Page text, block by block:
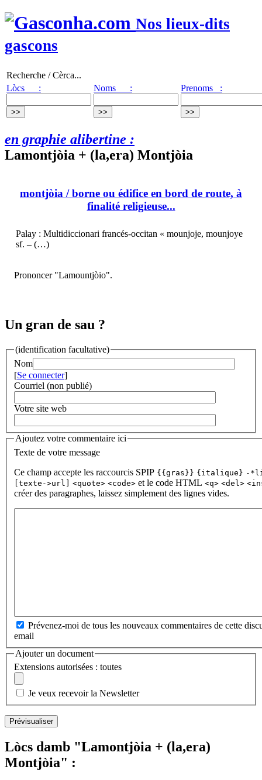
Nos lieux-dits
gascons
Recherche / Cèrca...
Lòcs :
Noms : Prenoms :
en graphie alibertine :
Lamontjòia + (la,era) Montjòia
montjòia / borne ou édifice en bord de route, à
finalité religieuse...
Palay : Multidiccionari francés-occitan « mounjoje, mounjoye
sf. – (…)
Prononcer "Lamountjòio".
Un gran de sau ?
(identification facultative)
Nom
[Se connecter]
Courriel (non publié)
Votre site web
Ajoutez votre commentaire ici
Texte de votre message
Ce champ accepte les raccourcis SPIP {{gras}} {italique} -
[texte->url] <quote> <code> et le code HTML <q> <del>
créer des paragraphes, laissez simplement des lignes vides.
Prévenez-moi de tous les nouveaux commentaires de cette
email
Ajouter un document
Extensions autorisées : toutes
Je veux recevoir la Newsletter
Lòcs damb "Lamontjòia + (la,era)
Montjòia" :